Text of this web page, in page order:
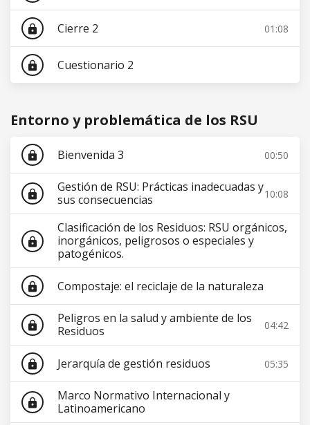
lock Cierre 2 01:08
lock Cuestionario 2
Entorno y problemática de los RSU
lock Bienvenida 3 00:50
lock
Gestión de RSU: Prácticas inadecuadas y
sus consecuencias
10:08
lock
Clasificación de los Residuos: RSU orgánicos,
inorgánicos, peligrosos o especiales y
patogénicos.
lock Compostaje: el reciclaje de la naturaleza
lock
Peligros en la salud y ambiente de los
Residuos
04:42
lock Jerarquía de gestión residuos 05:35
lock
Marco Normativo Internacional y
Latinoamericano